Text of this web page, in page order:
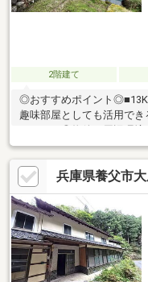
2階建て
◎おすすめポイント◎■13K
趣味部屋としても活用で
分■ミニフレッシュ関宮店
アル養父店：車約17分■
ライフ不動産◆当日の内覧
お電話でも各種ご相談を
却』『リフォーム』『新
フ不動産』におまかせ下さ
兵庫県養父市